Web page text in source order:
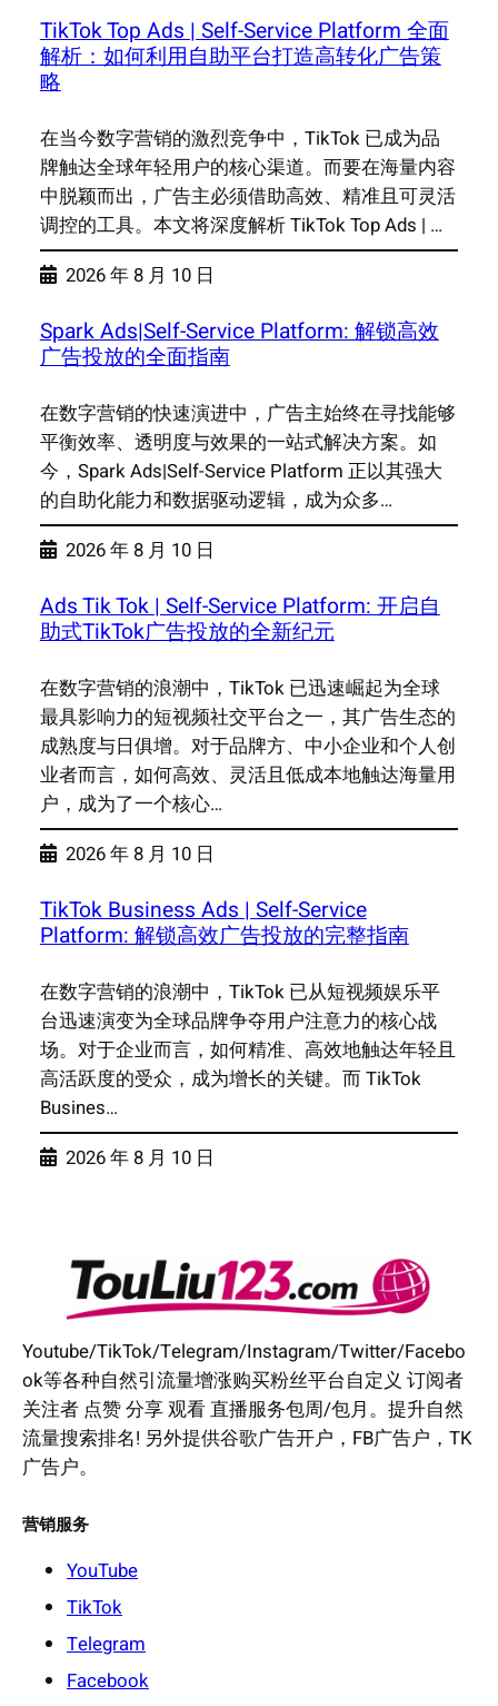
TikTok Top Ads | Self-Service Platform 全面
解析：如何利用自助平台打造高转化广告策
略
在当今数字营销的激烈竞争中，TikTok 已成为品
牌触达全球年轻用户的核心渠道。而要在海量内容
中脱颖而出，广告主必须借助高效、精准且可灵活
调控的工具。本文将深度解析 TikTok Top Ads | …
2026 年 8 月 10 日
Spark Ads|Self-Service Platform: 解锁高效
广告投放的全面指南
在数字营销的快速演进中，广告主始终在寻找能够
平衡效率、透明度与效果的一站式解决方案。如
今，Spark Ads|Self-Service Platform 正以其强大
的自助化能力和数据驱动逻辑，成为众多…
2026 年 8 月 10 日
Ads Tik Tok | Self-Service Platform: 开启自
助式TikTok广告投放的全新纪元
在数字营销的浪潮中，TikTok 已迅速崛起为全球
最具影响力的短视频社交平台之一，其广告生态的
成熟度与日俱增。对于品牌方、中小企业和个人创
业者而言，如何高效、灵活且低成本地触达海量用
户，成为了一个核心…
2026 年 8 月 10 日
TikTok Business Ads | Self-Service
Platform: 解锁高效广告投放的完整指南
在数字营销的浪潮中，TikTok 已从短视频娱乐平
台迅速演变为全球品牌争夺用户注意力的核心战
场。对于企业而言，如何精准、高效地触达年轻且
高活跃度的受众，成为增长的关键。而 TikTok
Busines…
2026 年 8 月 10 日
Youtube/TikTok/Telegram/Instagram/Twitter/Facebo
ok等各种自然引流量增涨购买粉丝平台自定义 订阅者
关注者 点赞 分享 观看 直播服务包周/包月。提升自然
流量搜索排名! 另外提供谷歌广告开户，FB广告户，TK
广告户。
营销服务
YouTube
TikTok
Telegram
Facebook